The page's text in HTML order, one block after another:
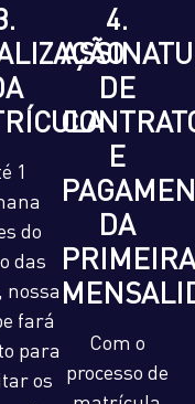
1
do
das
nossa
fará
para
os
4.
DE
E
DA
PRIMEIRA
Com o
processo de